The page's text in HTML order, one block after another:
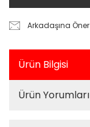
Arkadaşına Öner
Ürün Bilgisi
Ürün Yorumları